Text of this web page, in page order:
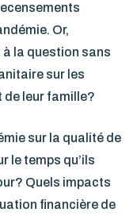
Or,
la question sans
sur les
leur famille?
sur la qualité de
le temps qu’ils
Quels impacts
financière de